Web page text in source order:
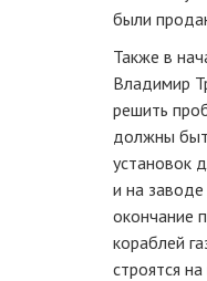
были
Также в
Владимир
решить
должны
установок
и на заводе
окончание
кораблей
строятся на